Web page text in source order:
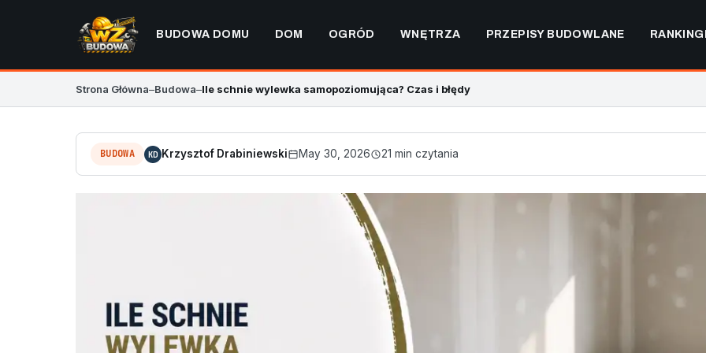
BUDOWA DOMU DOM OGRÓD WNĘTRZA PRZEPISY BUDOWLANE
Strona Główna–Budowa–Ile schnie wylewka samopoziomująca? Czas i błędy
BUDOWA KD Krzysztof Drabiniewski May 30, 2026 21 min czytania